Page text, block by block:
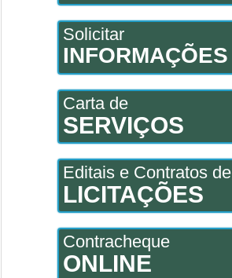
Solicitar
INFORMAÇÕES
Carta de
SERVIÇOS
Editais e Contratos de
LICITAÇÕES
Contracheque
ONLINE